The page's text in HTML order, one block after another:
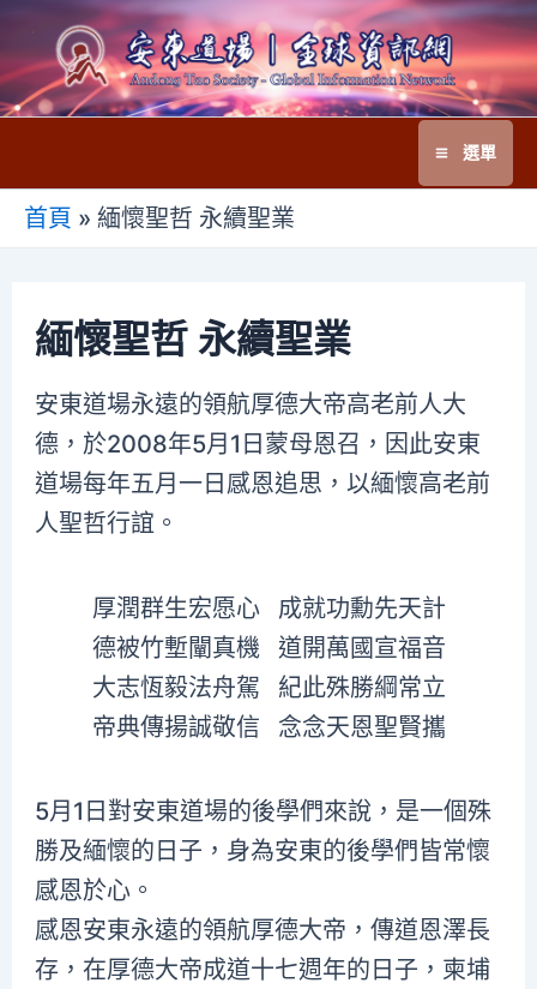
至
主
Main
選單
首頁 » 緬懷聖哲 永續聖業
緬懷聖哲 永續聖業
安東道場永遠的領航厚德大帝高老前人大
德，於2008年5月1日蒙母恩召，因此安東
道場每年五月一日感恩追思，以緬懷高老前
人聖哲行誼。
厚潤群生宏愿心 成就功勳先天計
德被竹塹闡真機 道開萬國宣福音
大志恆毅法舟駕 紀此殊勝綱常立
帝典傳揚誠敬信 念念天恩聖賢攜
5月1日對安東道場的後學們來說，是一個殊
勝及緬懷的日子，身為安東的後學們皆常懷
感恩於心。
感恩安東永遠的領航厚德大帝，傳道恩澤長
存，在厚德大帝成道十七週年的日子，柬埔